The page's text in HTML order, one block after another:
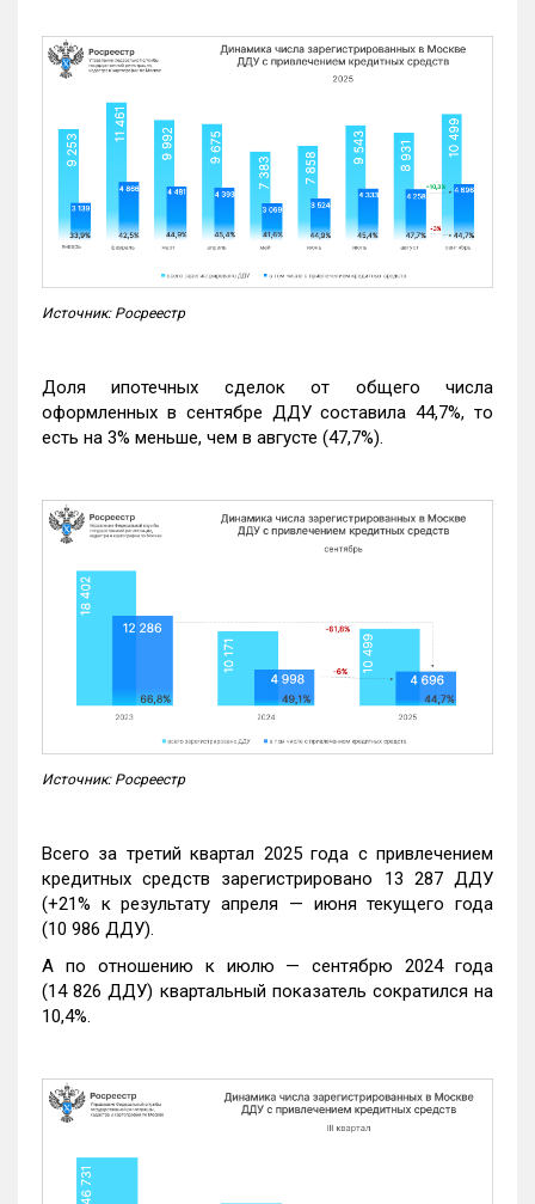
Источник: Росреестр
Доля ипотечных сделок от общего числа
оформленных в сентябре ДДУ составила 44,7%, то
есть на 3% меньше, чем в августе (47,7%).
Источник: Росреестр
Всего за третий квартал 2025 года с привлечением
кредитных средств зарегистрировано 13 287 ДДУ
(+21% к результату апреля — июня текущего года
(10 986 ДДУ).
А по отношению к июлю — сентябрю 2024 года
(14 826 ДДУ) квартальный показатель сократился на
10,4%.